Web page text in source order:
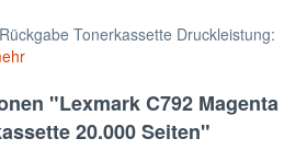
Tonerkassette Druckleistung:
"Lexmark C792 Magenta
20.000 Seiten"